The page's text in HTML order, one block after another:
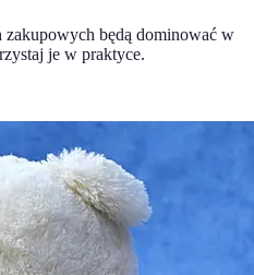
będą dominować w
je w praktyce.